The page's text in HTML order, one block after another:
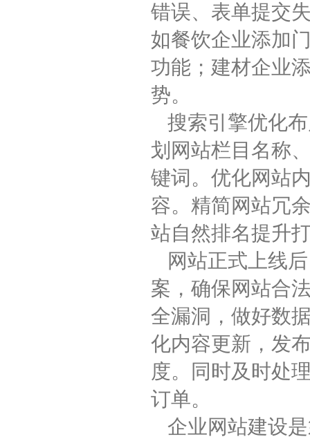
错误、表单提交
如餐饮企业添加
功能；建材企业
势。
搜索引擎优化
划网站栏目名称
键词。优化网站
容。精简网站冗
站自然排名提升
网站正式上线
案，确保网站合
全漏洞，做好数
化内容更新，发
度。同时及时处
订单。
企业网站建设